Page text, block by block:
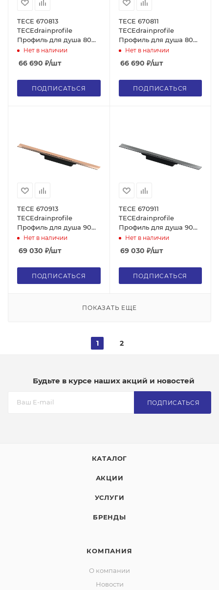
TECE 670813
TECEdrainprofile
Профиль для душа 80
см, глянец, красный,
позолоченный
hansgrohe/AXOR, без
Нет в наличии
66 690 ₽/шт
ПОДПИСАТЬСЯ
TECE 670811
TECEdrainprofile
Профиль для душа 80
см, глянец, черный хром
hansgrohe/AXOR, без
сифона
Нет в наличии
66 690 ₽/шт
ПОДПИСАТЬСЯ
TECE 670913
TECEdrainprofile
Профиль для душа 90
см, глянец, красный,
позолоченный
hansgrohe/AXOR, без
Нет в наличии
69 030 ₽/шт
ПОДПИСАТЬСЯ
TECE 670911
TECEdrainprofile
Профиль для душа 90
см, глянец, черный хром
hansgrohe/AXOR, без
сифона
Нет в наличии
69 030 ₽/шт
ПОДПИСАТЬСЯ
ПОКАЗАТЬ ЕЩЕ
1 2
Будьте в курсе наших акций и новостей
ПОДПИСАТЬСЯ
КАТАЛОГ
АКЦИИ
УСЛУГИ
БРЕНДЫ
КОМПАНИЯ
О компании
Новости